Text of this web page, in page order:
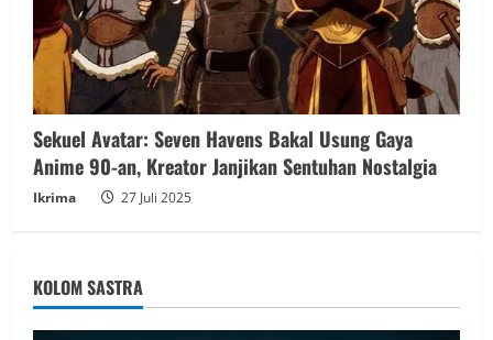
Sekuel Avatar: Seven Havens Bakal Usung Gaya
Anime 90-an, Kreator Janjikan Sentuhan Nostalgia
Ikrima 27 Juli 2025
KOLOM SASTRA